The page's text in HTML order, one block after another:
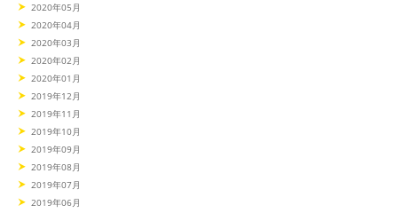
2020年05月
2020年04月
2020年03月
2020年02月
2020年01月
2019年12月
2019年11月
2019年10月
2019年09月
2019年08月
2019年07月
2019年06月